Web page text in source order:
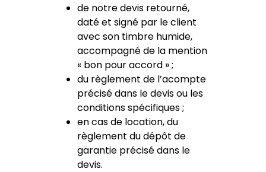
de notre devis retourné,
daté et signé par le client
avec son timbre humide,
accompagné de la mention
« bon pour accord » ;
du règlement de l’acompte
précisé dans le devis ou les
conditions spécifiques ;
en cas de location, du
règlement du dépôt de
garantie précisé dans le
devis.